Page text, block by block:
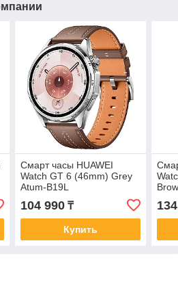
Смарт часы HUAWEI
Watch GT 6 (46mm) Grey
Atum-B19L
104 990₸
Купить